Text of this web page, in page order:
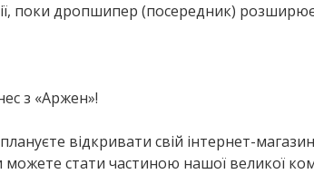
поки дропшипер (посередник)
з «Аржен»!
відкривати свій інтернет-
можете стати частиною нашої великої